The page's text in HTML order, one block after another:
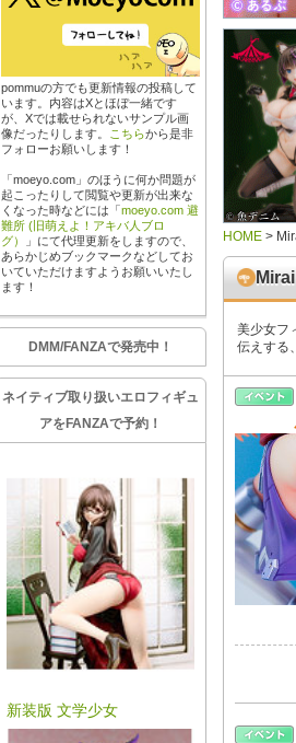
pommuの方でも更新情報の投稿して
います。内容はXとほぼ一緒です
が、Xでは載せられないサンプル画
像だったりします。
こちらから是非
フォローお願いします！
「moeyo.com」のほうに何か問題が
起こったりして閲覧や更新が出来な
くなった時などには「moeyo.com 避
難所 (旧萌えよ！アキバ人ブロ
グ）
」にて代理更新をしますので、
あらかじめブックマークなどしてお
いていただけますようお願いいたし
ます！
DMM/FANZAで発売中！
ネイティブ取り扱いエロフィギュ
アをFANZAで予約！
新装版 文学少女
HOME >
美少女フ
伝えする